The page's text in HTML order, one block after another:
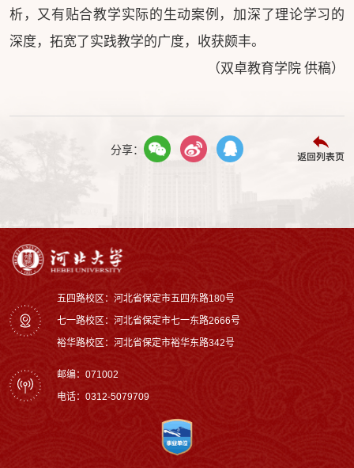
析，又有贴合教学实际的生动案例，加深了理论学习的
深度，拓宽了实践教学的广度，收获颇丰。
（双卓教育学院 供稿）
分享： 返回列表页
五四路校区：河北省保定市五四东路180号
七一路校区：‌河北省保定市七一东路2666号
裕华路校区‌：河北省保定市裕华东路342号
邮编：071002
电话：0312-5079709